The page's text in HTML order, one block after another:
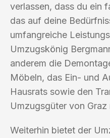
verlassen, dass du ein
das auf deine
umfangreiche
Umzugskönig
anderem die
Möbeln, das Ein- und
Hausrats sowie den
Umzugsgüter von Graz
Weiterhin bietet der